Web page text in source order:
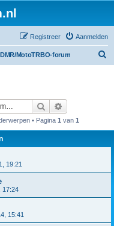
Aanmelden
Registreer
DMR/MotoTRBO-forum
Zoek
• Pagina 1 van 1
19:21
17:24
15:41